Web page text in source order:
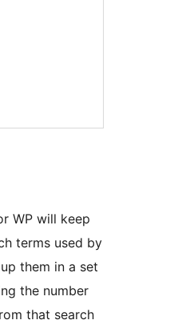
WP will keep
terms used by
them in a set
the number
that search